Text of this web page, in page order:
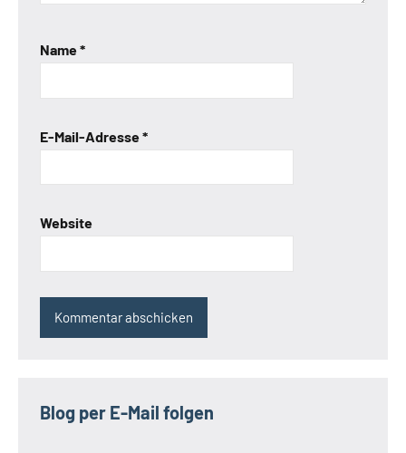
Name*
E-Mail-Adresse*
Website
Blog per E-Mail folgen